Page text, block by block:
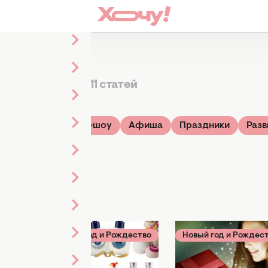
11 статей
ТВ-шоу Афиша Праздники
Новый год и Рождество
18 декабря 2013
Подарки под елку
Новый год и
09 декабря 2013
Бьюти-подарки